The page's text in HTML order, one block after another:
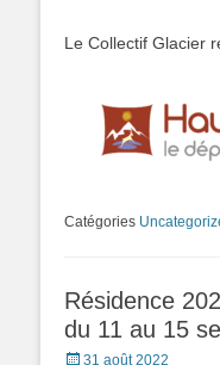
Le Collectif Glacier
Catégories
Résidence
du 11 au 15
Posted
31 août 2022